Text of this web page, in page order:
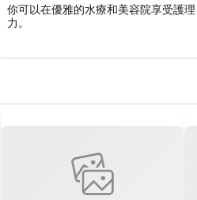
你可以在優雅的水療和美容院享受護
力。